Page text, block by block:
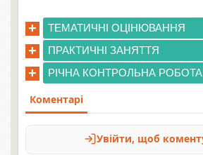
+ ТЕМАТИЧНІ ОЦІНЮВАННЯ
+ ПРАКТИЧНІ ЗАНЯТТЯ
+ РІЧНА КОНТРОЛЬНА РОБОТА